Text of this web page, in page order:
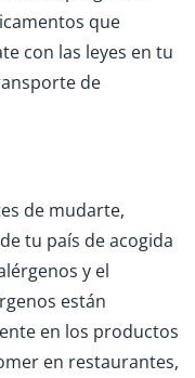
que
con las leyes en tu
de
de mudarte,
tu país de acogida
y el
están
en los productos
en restaurantes,